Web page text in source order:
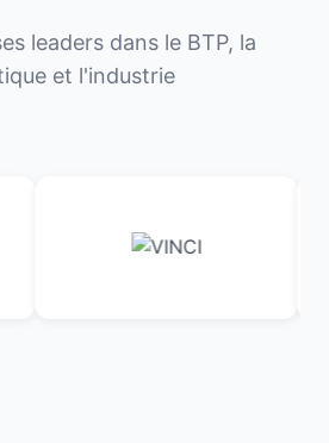
leaders dans le BTP, la
et l'industrie